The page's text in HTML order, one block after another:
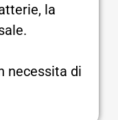
la
necessita di